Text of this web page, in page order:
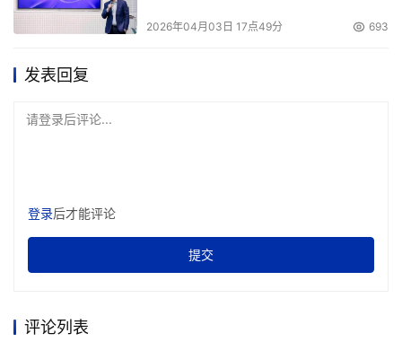
2026年04月03日 17点49分 693
发表回复
请登录后评论...
登录后才能评论
提交
评论列表